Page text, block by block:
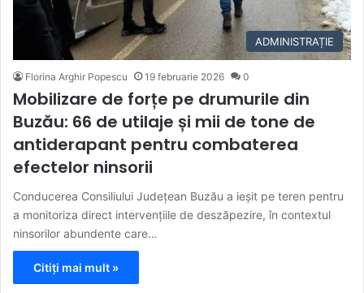
ADMINISTRAȚIE
Florina Arghir Popescu 19 februarie 2026 0
Mobilizare de forțe pe drumurile din
Buzău: 66 de utilaje și mii de tone de
antiderapant pentru combaterea
efectelor ninsorii
Conducerea Consiliului Județean Buzău a ieșit pe teren pentru
a monitoriza direct intervențiile de deszăpezire, în contextul
ninsorilor abundente care…
Citiți mai mult »